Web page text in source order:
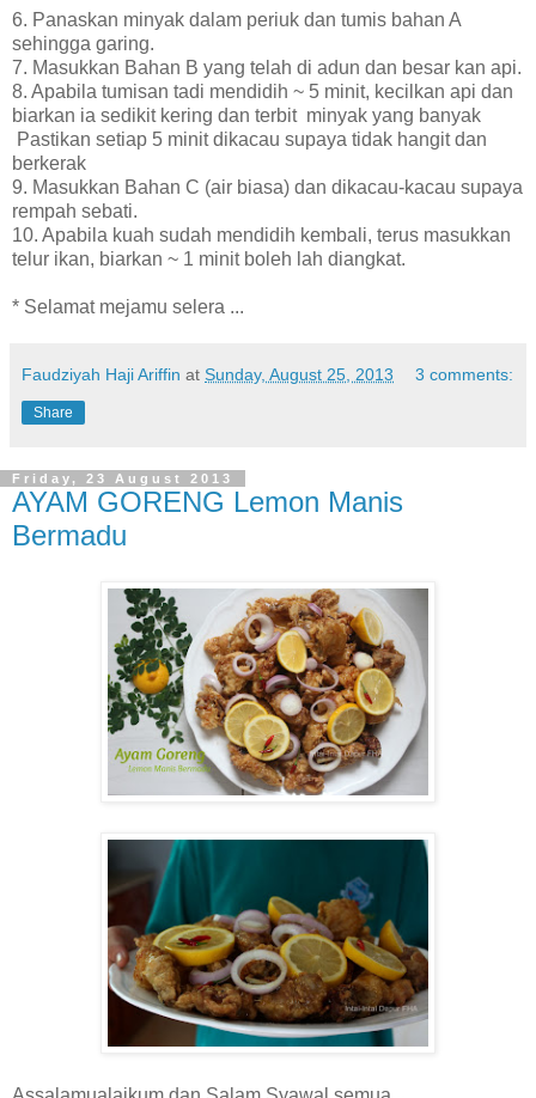
6. Panaskan minyak dalam periuk dan tumis bahan A
sehingga garing.
7. Masukkan Bahan B yang telah di adun dan besar kan api.
8. Apabila tumisan tadi mendidih ~ 5 minit, kecilkan api dan
biarkan ia sedikit kering dan terbit minyak yang banyak
Pastikan setiap 5 minit dikacau supaya tidak hangit dan
berkerak
9. Masukkan Bahan C (air biasa) dan dikacau-kacau supaya
rempah sebati.
10. Apabila kuah sudah mendidih kembali, terus masukkan
telur ikan, biarkan ~ 1 minit boleh lah diangkat.
* Selamat mejamu selera ...
Faudziyah Haji Ariffin at Sunday, August 25, 2013 3 comments:
Share
Friday, 23 August 2013
AYAM GORENG Lemon Manis
Bermadu